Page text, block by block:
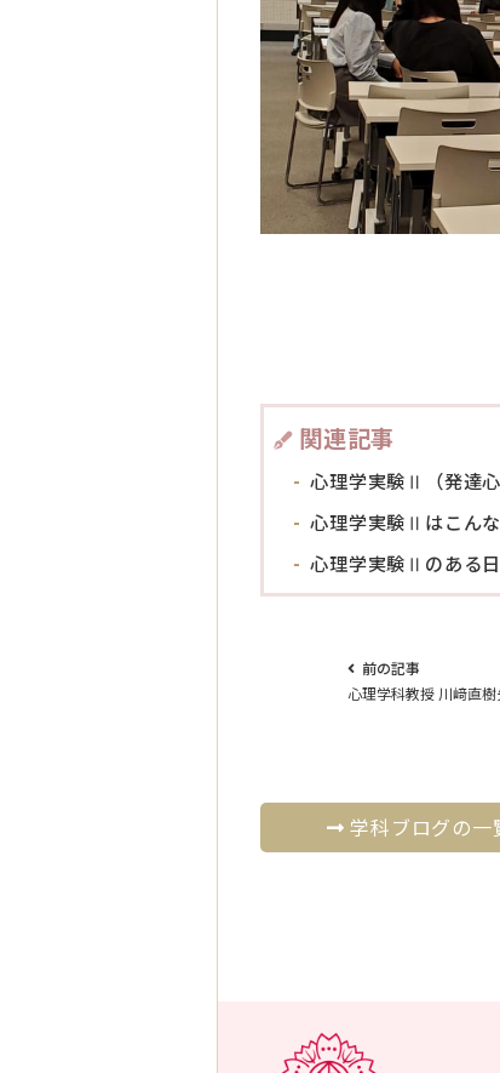
関連記事
心理学実験Ⅱ（発達
心理学実験Ⅱはこん
心理学実験Ⅱのある
前の記事
心理学科教授 川﨑直
学科ブログの一